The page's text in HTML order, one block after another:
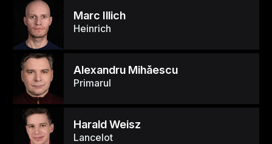
Marc Illich
Heinrich
Alexandru Mihăescu
Primarul
Harald Weisz
Lancelot